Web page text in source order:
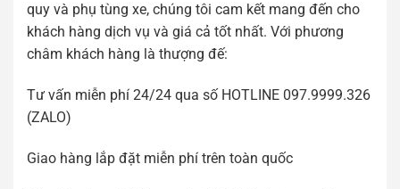
quy và phụ tùng xe, chúng tôi cam kết mang đến cho
khách hàng dịch vụ và giá cả tốt nhất. Với phương
châm khách hàng là thượng đế:
Tư vấn miễn phí 24/24 qua số HOTLINE 097.9999.326
(ZALO)
Giao hàng lắp đặt miễn phí trên toàn quốc